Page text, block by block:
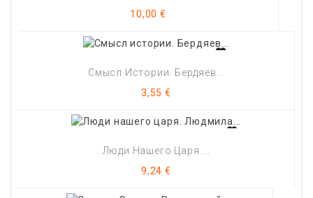
Цена
10,00 €
Смысл Истории. Бердяев...
Цена
3,55 €
Люди Нашего Царя....
Цена
9,24 €